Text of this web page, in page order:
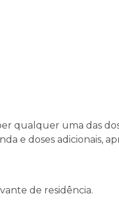
qualquer uma das
e doses adicionais,
de residência.